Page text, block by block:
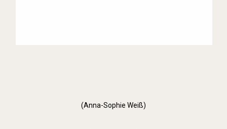
(Anna-Sophie Weiß)